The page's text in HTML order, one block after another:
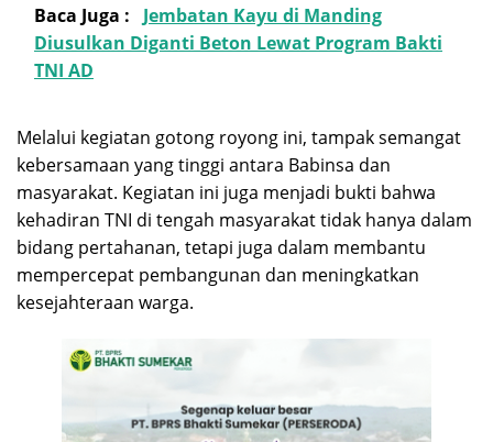
Baca Juga :
Jembatan Kayu di Manding
Diusulkan Diganti Beton Lewat Program Bakti
TNI AD
Melalui kegiatan gotong royong ini, tampak semangat
kebersamaan yang tinggi antara Babinsa dan
masyarakat. Kegiatan ini juga menjadi bukti bahwa
kehadiran TNI di tengah masyarakat tidak hanya dalam
bidang pertahanan, tetapi juga dalam membantu
mempercepat pembangunan dan meningkatkan
kesejahteraan warga.